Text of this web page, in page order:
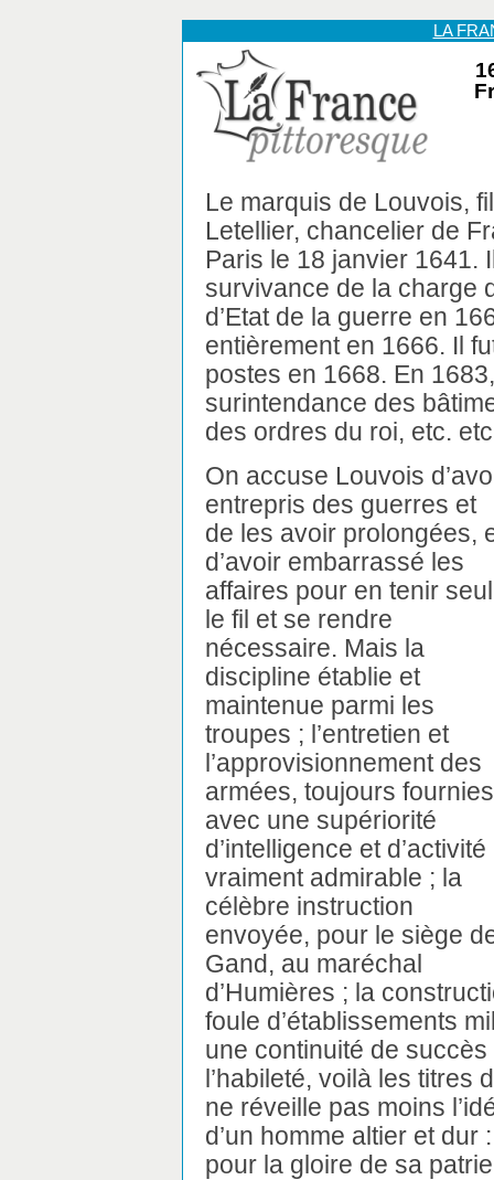
LA
Le marquis de Louvois,
Letellier, chancelier de
Paris le 18 janvier 1641.
survivance de la charge
d’Etat de la guerre en
entièrement en 1666. Il
postes en 1668. En
surintendance des
des ordres du roi, etc.
On accuse Louvois
entrepris des guerres et
de les avoir prolongées,
d’avoir embarrassé les
affaires pour en tenir seul
le fil et se rendre
nécessaire. Mais la
discipline établie et
maintenue parmi les
troupes ; l’entretien et
l’approvisionnement des
armées, toujours fournies
avec une supériorité
d’intelligence et d’activité
vraiment admirable ; la
célèbre instruction
envoyée, pour le siège
Gand, au maréchal
d’Humières ; la
foule d’établissements
une continuité de
l’habileté, voilà les titres
ne réveille pas moins
d’un homme altier et dur
pour la gloire de sa